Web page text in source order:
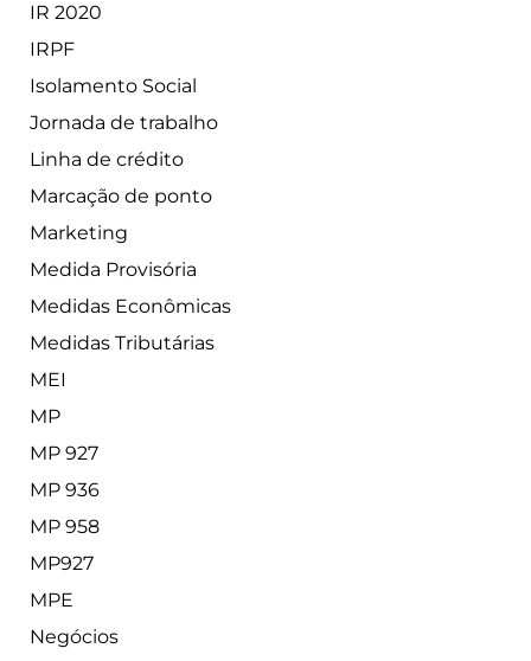
IR 2020
IRPF
Isolamento Social
Jornada de trabalho
Linha de crédito
Marcação de ponto
Marketing
Medida Provisória
Medidas Econômicas
Medidas Tributárias
MEI
MP
MP 927
MP 936
MP 958
MP927
MPE
Negócios